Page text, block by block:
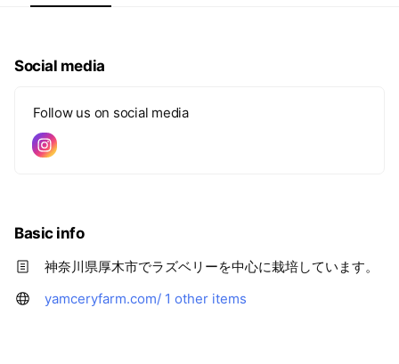
Social media
Follow us on social media
Basic info
神奈川県厚木市でラズベリーを中心に栽培しています。
yamceryfarm.com/ 1 other items